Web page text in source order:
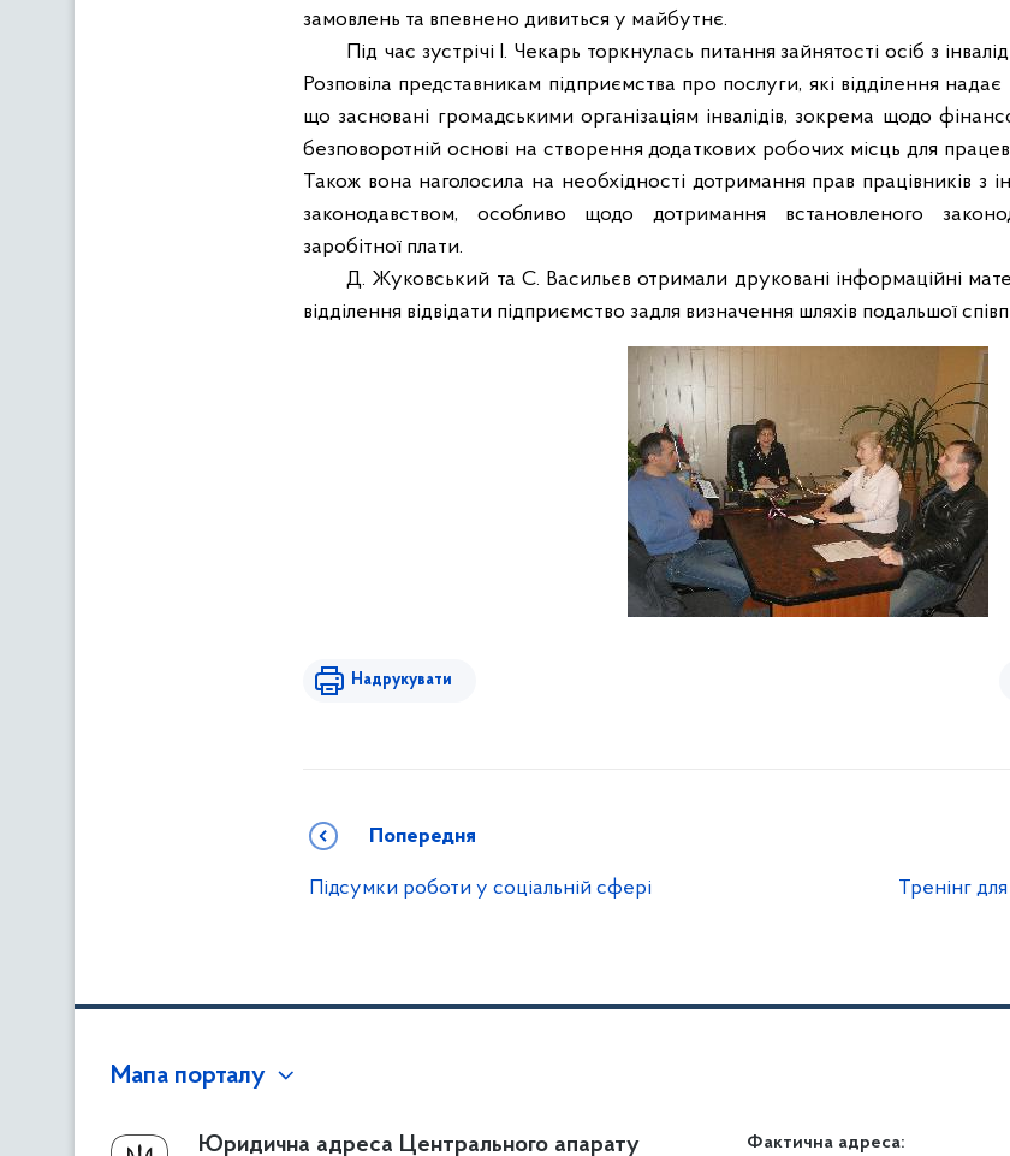
замовлень та впевнено дивиться у майбутнє.
Під час зустрічі І. Чекарь торкнулась питання зайнятості осіб з
Розповіла представникам підприємства про послуги, які відділення
що засновані громадськими організаціям інвалідів, зокрема щодо
безповоротній основі на створення додаткових робочих місць для
Також вона наголосила на необхідності дотримання прав працівників з
законодавством, особливо щодо дотримання встановленого
заробітної плати.
Д. Жуковський та С. Васильєв отримали друковані інформаційні
відділення відвідати підприємство задля визначення шляхів подальшої
Надрукувати
Попередня
Підсумки роботи у соціальній сфері Тренінг
Мапа порталу
Про Фонд Громадянам
Юридична адреса Центрального апарату Фактична адреса: